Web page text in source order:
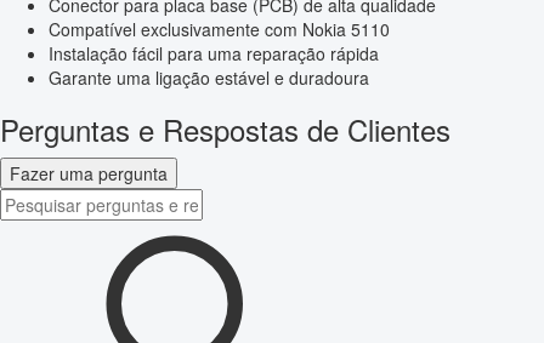
Conector para placa base (PCB) de alta qualidade
Compatível exclusivamente com Nokia 5110
Instalação fácil para uma reparação rápida
Garante uma ligação estável e duradoura
Perguntas e Respostas de Clientes
Fazer uma pergunta